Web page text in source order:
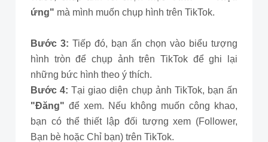
ứng" mà mình muốn chụp hình trên TikTok.
Bước 3: Tiếp đó, bạn ấn chọn vào biểu tượng
hình tròn để chụp ảnh trên TikTok để ghi lại
những bức hình theo ý thích.
Bước 4: Tại giao diện chụp ảnh TikTok, bạn ấn
"Đăng" để xem. Nếu không muốn công khao,
bạn có thể thiết lập đối tượng xem (Follower,
Bạn bè hoặc Chỉ bạn) trên TikTok.